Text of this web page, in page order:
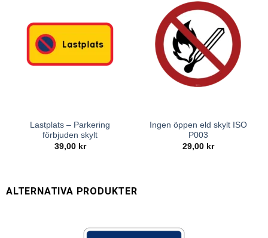
Lastplats – Parkering
förbjuden skylt
39,00 kr
Ingen öppen eld skylt ISO
P003
29,00 kr